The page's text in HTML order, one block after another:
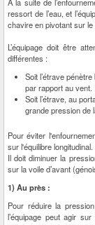
ressort de l’eau, et
chavire en pivotant sur
L’équipage doit être
différentes :
Soit l’étrave
par rapport au vent.
Soit l’étrave, au
grande pression de
Pour éviter
sur l'équilibre longitudinal.
Il doit diminuer la
sur la voile d’avant
1) Au près :
Pour réduire la
l’équipage peut agir